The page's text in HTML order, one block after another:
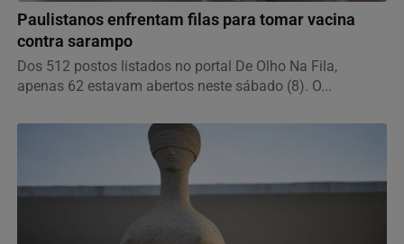
Paulistanos enfrentam filas para tomar vacina
contra sarampo
Dos 512 postos listados no portal De Olho Na Fila,
apenas 62 estavam abertos neste sábado (8). O...